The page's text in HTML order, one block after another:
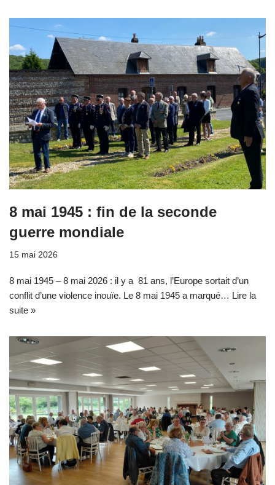
8 mai 1945 : fin de la seconde
guerre mondiale
15 mai 2026
8 mai 1945 – 8 mai 2026 : il y a 81 ans, l’Europe sortait d’un
conflit d’une violence inouïe. Le 8 mai 1945 a marqué… Lire la
suite »